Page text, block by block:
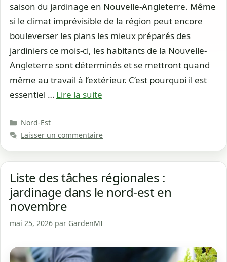
saison du jardinage en Nouvelle-Angleterre. Même
si le climat imprévisible de la région peut encore
bouleverser les plans les mieux préparés des
jardiniers ce mois-ci, les habitants de la Nouvelle-
Angleterre sont déterminés et se mettront quand
même au travail à l’extérieur. C’est pourquoi il est
essentiel … Lire la suite
Catégories
Nord-Est
Laisser un commentaire
Liste des tâches régionales :
jardinage dans le nord-est en
novembre
mai 25, 2026 par GardenMI